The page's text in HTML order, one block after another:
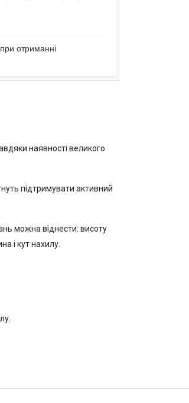
отриманні
наявності великого
підтримувати активний
можна віднести: висоту
і кут нахилу.